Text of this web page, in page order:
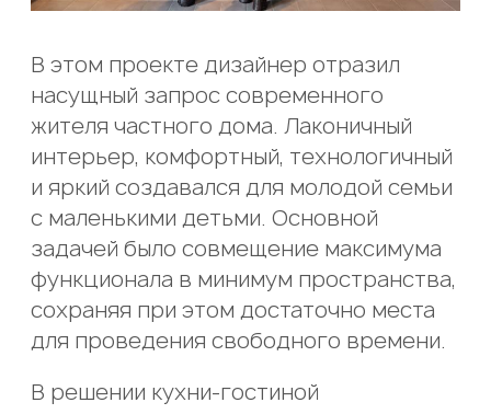
В этом проекте дизайнер отразил
насущный запрос современного
жителя частного дома. Лаконичный
интерьер, комфортный, технологичный
и яркий создавался для молодой семьи
с маленькими детьми. Основной
задачей было совмещение максимума
функционала в минимум пространства,
сохраняя при этом достаточно места
для проведения свободного времени.
В решении кухни-гостиной
Этим я подтверждаю подлинность
всех указанных персональных данных и
даю согласие на их обработку с целью
Этим я подтверждаю подлинность